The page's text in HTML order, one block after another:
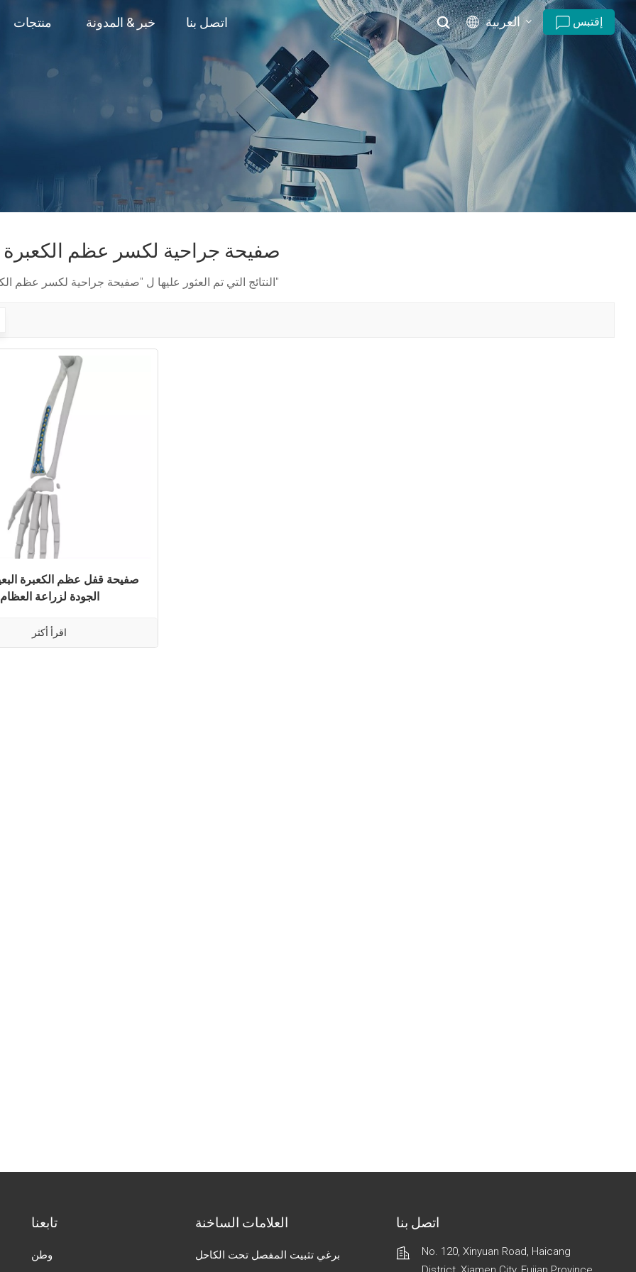
منتجات خبر & المدونة اتصل بنا العربية
English
русский
español
português
إقتبس
صفيحة جراحية لكسر عظم الكعبرة
1 النتائج التي تم العثور عليها ل "صفيحة جراحية لكسر عظم الكعبرة البعيد"
صفيحة قفل عظم الكعبرة
الجودة لزراعة العظام
اقرأ أكثر
تابعنا
وطن
العلامات الساخنة
برغي تثبيت المفصل تحت الكاحل
اتصل بنا
No. 120, Xinyuan Road, Haicang